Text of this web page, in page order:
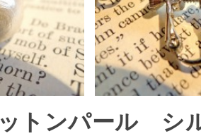
トンパール シ